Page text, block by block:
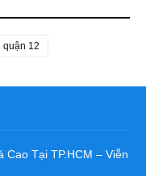
quận 12
Cao Tại TP.HCM – Viễn